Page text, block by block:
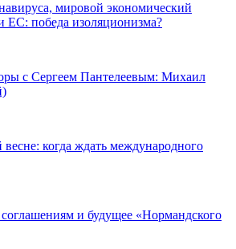
мировой экономический
победа изоляционизма?
с Сергеем Пантелеевым: Михаил
когда ждать международного
и будущее «Нормандского